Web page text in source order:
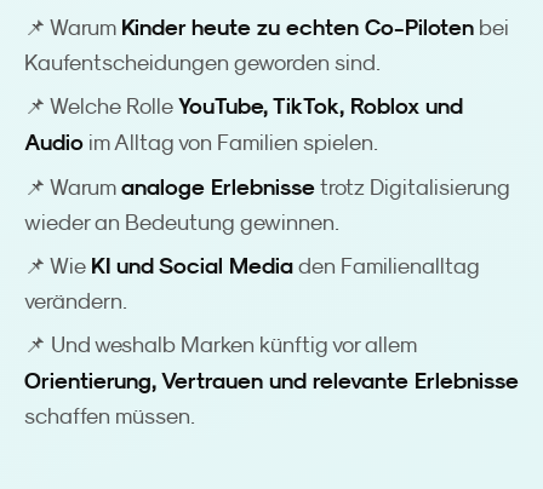
📌 Warum Kinder heute zu echten Co-Piloten bei
Kaufentscheidungen geworden sind.
📌 Welche Rolle YouTube, TikTok, Roblox und
Audio im Alltag von Familien spielen.
📌 Warum analoge Erlebnisse trotz Digitalisierung
wieder an Bedeutung gewinnen.
📌 Wie KI und Social Media den Familienalltag
verändern.
📌 Und weshalb Marken künftig vor allem
Orientierung, Vertrauen und relevante Erlebnisse
schaffen müssen.